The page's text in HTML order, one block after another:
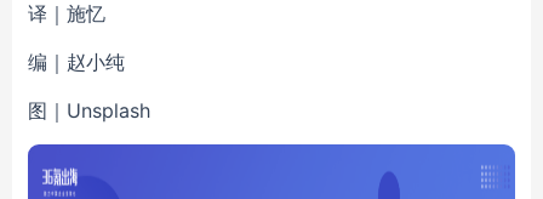
译｜施忆
编｜赵小纯
图｜Unsplash